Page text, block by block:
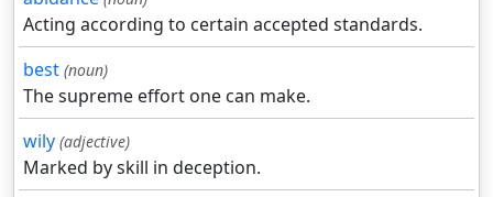
Acting according to certain accepted standards.
best (noun)
The supreme effort one can make.
wily (adjective)
Marked by skill in deception.